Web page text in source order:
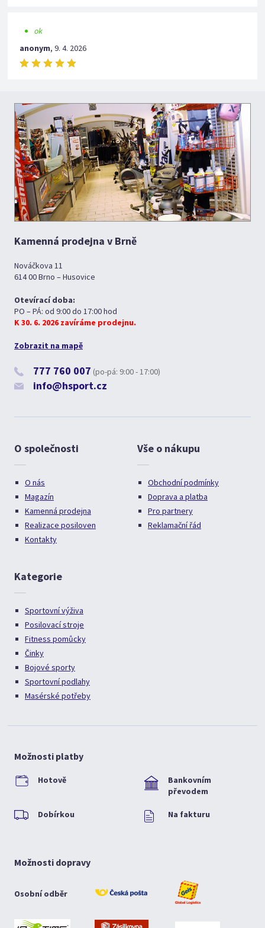
ok
anonym,9. 4. 2026
Kamenná prodejna v Brně
Nováčkova 11
614 00 Brno – Husovice
Otevírací doba:
PO – PÁ: od 9:00 do 17:00 hod
K 30. 6. 2026 zavíráme prodejnu.
Zobrazit na mapě
777 760 007 (po-pá: 9:00 - 17:00)
info@hsport.cz
O společnosti
O nás
Magazín
Kamenná prodejna
Realizace posiloven
Kontakty
Vše o nákupu
Obchodní podmínky
Doprava a platba
Pro partnery
Reklamační řád
Kategorie
Sportovní výživa
Posilovací stroje
Fitness pomůcky
Činky
Bojové sporty
Sportovní podlahy
Masérské potřeby
Možnosti platby
Hotově
Bankovním
převodem
Dobírkou Na fakturu
Možnosti dopravy
Osobní odběr